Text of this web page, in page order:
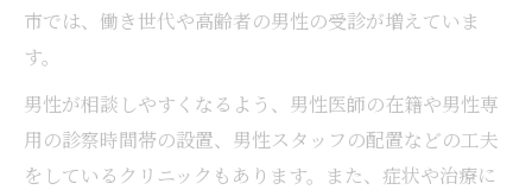
市では、働き世代や高齢者の男性の受診が増えていま
す。
男性が相談しやすくなるよう、男性医師の在籍や男性専
用の診察時間帯の設置、男性スタッフの配置などの工夫
をしているクリニックもあります。また、症状や治療に